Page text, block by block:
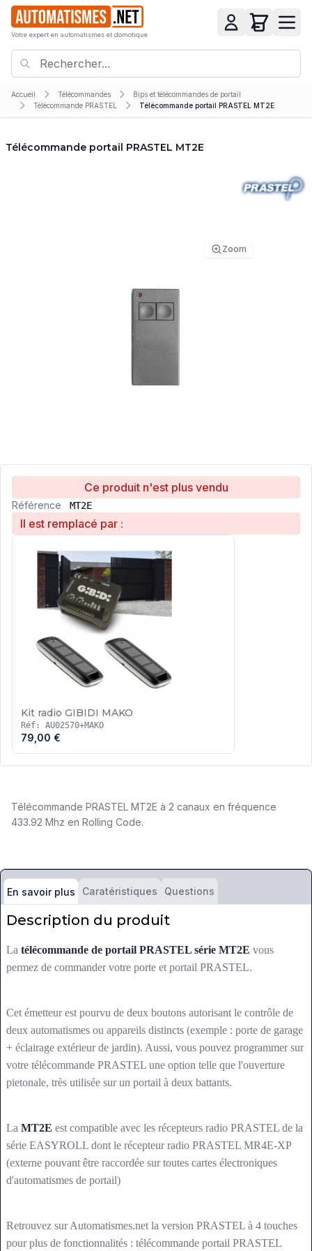
Votre expert en automatismes et domotique
Accueil Télécommandes
Bips et télécommandes de portail
Télécommande PRASTEL
Télécommande portail PRASTEL MT2E
Télécommande portail PRASTEL MT2E
Zoom
Ce produit n'est plus vendu
Référence MT2E
Il est remplacé par :
Kit radio GIBIDI MAKO
Réf: AU02570+MAKO
79,00 €
Télécommande PRASTEL MT2E à 2 canaux en fréquence
433.92 Mhz en Rolling Code.
En savoir plus Caratéristiques Questions
Description du produit
La télécommande de portail PRASTEL série MT2E vous
permez de commander votre porte et portail PRASTEL.
Cet émetteur est pourvu de deux boutons autorisant le contrôle de
deux automatismes ou appareils distincts (exemple : porte de garage
+ éclairage extérieur de jardin). Aussi, vous pouvez programmer sur
votre télécommande PRASTEL une option telle que l'ouverture
pietonale, très utilisée sur un portail à deux battants.
La MT2E est compatible avec les récepteurs radio PRASTEL de la
série EASYROLL dont le récepteur radio PRASTEL MR4E-XP
(externe pouvant être raccordée sur toutes cartes électroniques
d'automatismes de portail)
Retrouvez sur Automatismes.net la version PRASTEL à 4 touches
pour plus de fonctionnalités : télécommande portail PRASTEL